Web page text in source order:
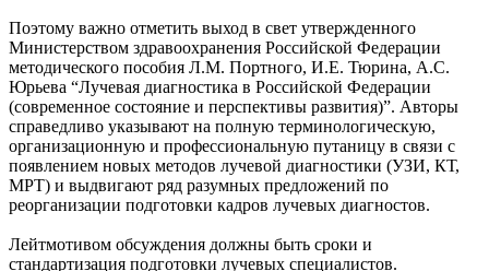
Поэтому важно отметить выход в свет утвержденного
Министерством здравоохранения Российской Федерации
методического пособия Л.М. Портного, И.Е. Тюрина, А.С.
Юрьева “Лучевая диагностика в Российской Федерации
(современное состояние и перспективы развития)”. Авторы
справедливо указывают на полную терминологическую,
организационную и профессиональную путаницу в связи с
появлением новых методов лучевой диагностики (УЗИ, КТ,
МРТ) и выдвигают ряд разумных предложений по
реорганизации подготовки кадров лучевых диагностов.
Лейтмотивом обсуждения должны быть сроки и
стандартизация подготовки лучевых специалистов.